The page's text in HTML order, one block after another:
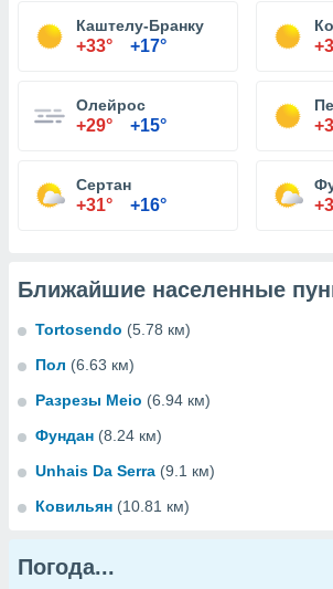
Каштелу-Бранку
+33° +17°
Олейрос
+29° +15°
Сертан
+31° +16°
Ближайшие населенные
Tortosendo (5.78 км)
Пол (6.63 км)
Разрезы Meio (6.94 км)
Фундан (8.24 км)
Unhais Da Serra (9.1 км)
Ковильян (10.81 км)
Погода...